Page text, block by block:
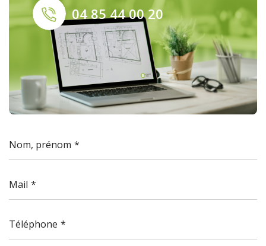
04 85 44 00 20
Nom, prénom
Mail
Téléphone